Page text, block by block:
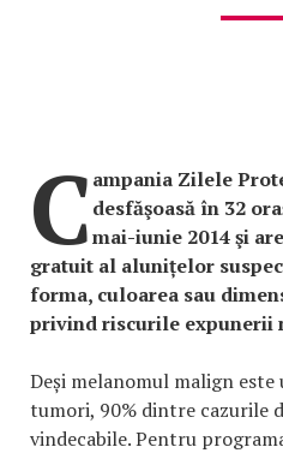
C ampania Zilele
desfăşoasă în 32
mai-iunie 2014 şi
gratuit al alunițelor
forma, culoarea sau
privind riscurile expunerii
Deși melanomul malign este
tumori, 90% dintre cazurile
vindecabile. Pentru